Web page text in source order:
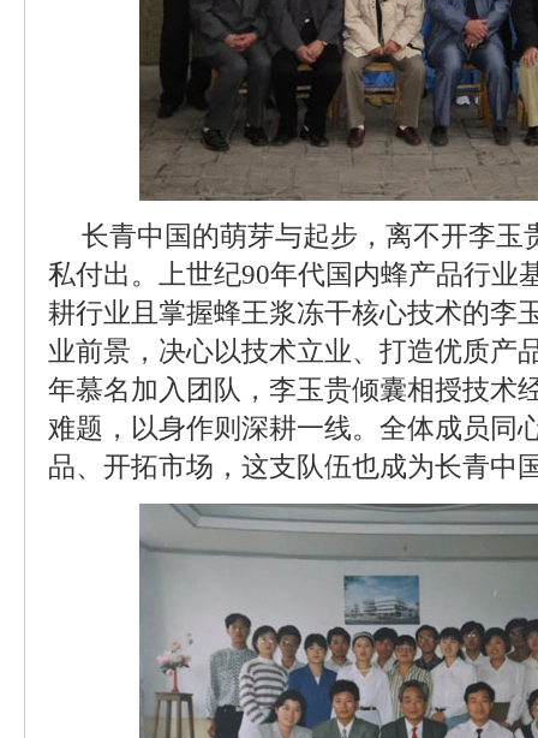
长青中国的萌芽与起步，离不开李玉
私付出。上世纪90年代国内蜂产品行业
耕行业且掌握蜂王浆冻干核心技术的李
业前景，决心以技术立业、打造优质产
年慕名加入团队，李玉贵倾囊相授技术
难题，以身作则深耕一线。全体成员同
品、开拓市场，这支队伍也成为长青中